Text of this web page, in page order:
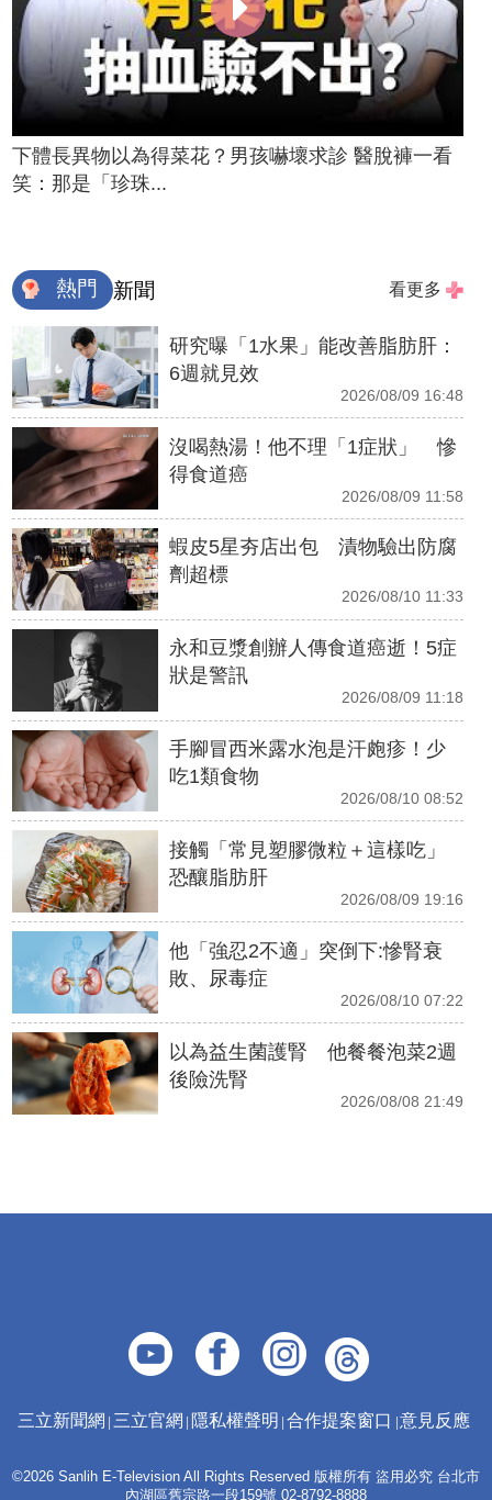
下體長異物以為得菜花？男孩嚇壞求診 醫脫褲一看
笑：那是「珍珠...
熱門 新聞 看更多
研究曝「1水果」能改善脂肪肝：
6週就見效
2026/08/09 16:48
沒喝熱湯！他不理「1症狀」 慘
得食道癌
2026/08/09 11:58
蝦皮5星夯店出包 漬物驗出防腐
劑超標
2026/08/10 11:33
永和豆漿創辦人傳食道癌逝！5症
狀是警訊
2026/08/09 11:18
手腳冒西米露水泡是汗皰疹！少
吃1類食物
2026/08/10 08:52
接觸「常見塑膠微粒＋這樣吃」
恐釀脂肪肝
2026/08/09 19:16
他「強忍2不適」突倒下:慘腎衰
敗、尿毒症
2026/08/10 07:22
以為益生菌護腎 他餐餐泡菜2週
後險洗腎
2026/08/08 21:49
三立新聞網 三立官網 隱私權聲明 合作提案窗口 意見反應
©2026 Sanlih E-Television All Rights Reserved 版權所有 盜用必究 台北市
內湖區舊宗路一段159號 02-8792-8888